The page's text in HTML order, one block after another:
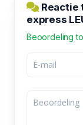
Reactie
express
Beoordeling